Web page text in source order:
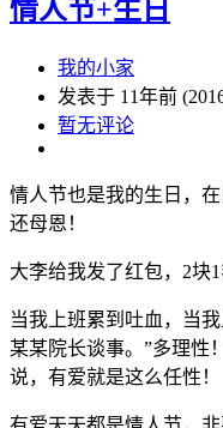
情人节+生日
我的小家
发表于 11年前
暂无评论
情人节也是我的生日，
还母恩！
大李给我发了红包，2块
当我上班累到吐血，当
某某院长谈事。”多理性
说，有爱就是这么任性！